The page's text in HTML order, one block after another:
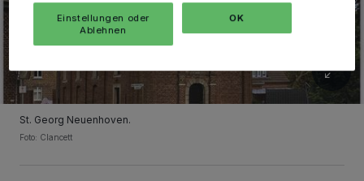
St. Georg Neuenhoven.
Foto: Clancett
Einstellungen oder
Ablehnen
OK